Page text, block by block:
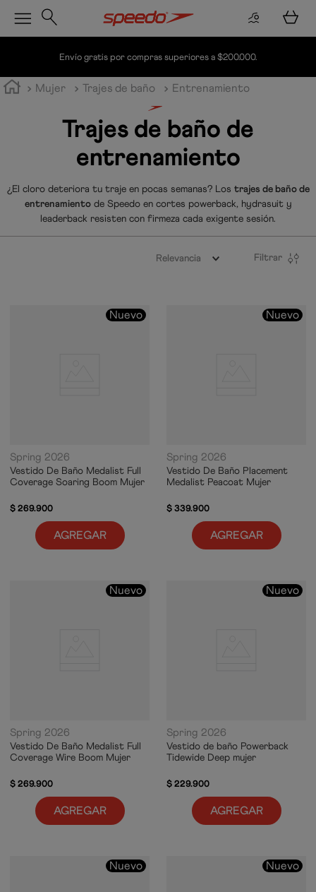
Envío gratis por compras superiores a $200.000.
Mujer Trajes de baño Entrenamiento
Trajes de baño de
entrenamiento
¿El cloro deteriora tu traje en pocas semanas? Los trajes de baño de
entrenamientode Speedo en cortes powerback, hydrasuit y
leaderback resisten con firmeza cada exigente sesión.
Relevancia Filtrar
Nuevo
Spring 2026
Vestido De Baño Medalist Full
Coverage Soaring Boom Mujer
$269.900
AGREGAR
Nuevo
Spring 2026
Vestido De Baño Placement
Medalist Peacoat Mujer
$339.900
AGREGAR
Nuevo
Spring 2026
Vestido De Baño Medalist Full
Coverage Wire Boom Mujer
$269.900
AGREGAR
Nuevo
Spring 2026
Vestido de baño Powerback
Tidewide Deep mujer
$229.900
AGREGAR
Nuevo Nuevo